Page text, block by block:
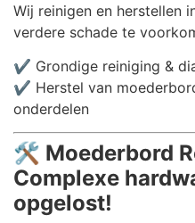
Wij reinigen en herstellen
verdere schade te
✔️ Grondige reiniging &
✔️ Herstel van
onderdelen
🛠️ Moederbord
Complexe
opgelost!